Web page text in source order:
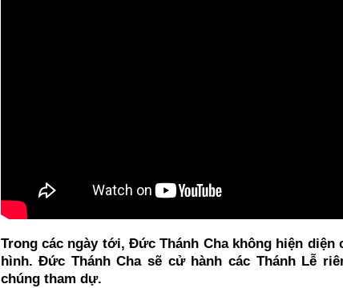
Trong các ngày tới, Đức Thánh Cha không hiện diện
hình. Đức Thánh Cha sẽ cử hành các Thánh Lễ
chúng tham dự.